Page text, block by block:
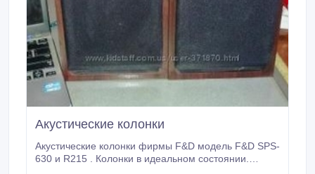
Акустические колонки
Акустические колонки фирмы F&D модель F&D SPS-
630 и R215 . Колонки в идеальном состоянии.